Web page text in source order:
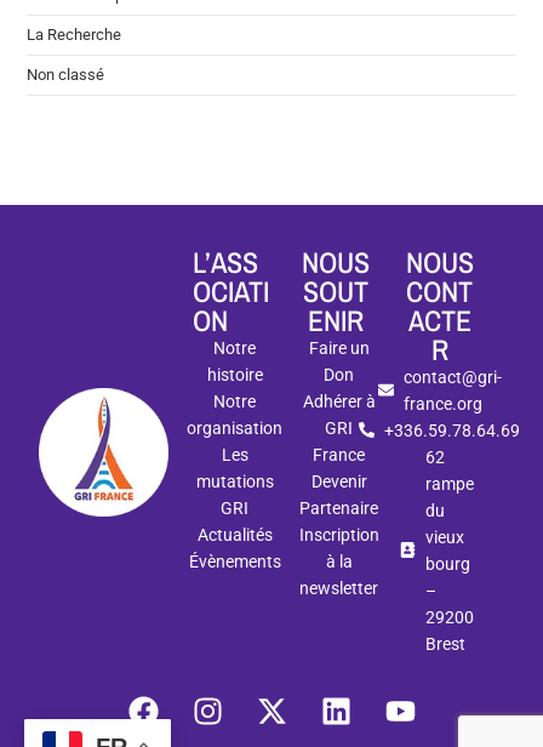
La Recherche
Non classé
L’ASS
OCIATI
ON
Notre
histoire
Notre
organisation
Les
mutations
GRI
Actualités
Évènements
NOUS
SOUT
ENIR
Faire un
Don
Adhérer à
GRI
France
Devenir
Partenaire
Inscription
à la
newsletter
NOUS
CONT
ACTE
R
contact@gri-
france.org
+336.59.78.64.69
62
rampe
du
vieux
bourg
–
29200
Brest